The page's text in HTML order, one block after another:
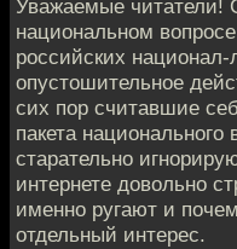
Уважаемые читатели!
национальном
российских
опустошительное
сих пор считавшие
пакета
старательно
интернете довольно
именно ругают и
отдельный интерес.